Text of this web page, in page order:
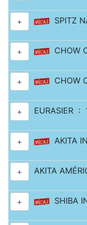
+ SPITZ
+ CHOW
+ CHOW
+ EURASIER :
+ AKITA
+ AKITA
+ SHIBA